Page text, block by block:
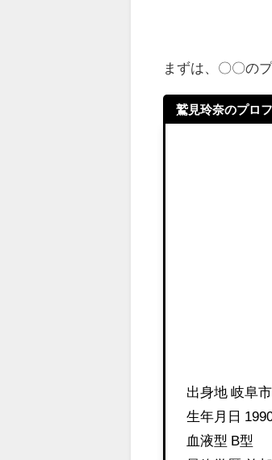
まずは、〇〇の
鷲見玲奈のプロ
出身地 岐阜市
生年月日
血液型 B型